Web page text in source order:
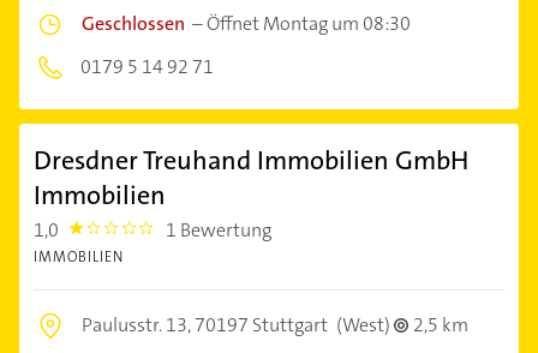
Geschlossen –Öffnet Montag um 08:30
0179 5 14 92 71
Dresdner Treuhand Immobilien GmbH
Immobilien
1,0 1.0 1 Bewertung
IMMOBILIEN
Paulusstr. 13,70197 Stuttgart (West)
2,5 km